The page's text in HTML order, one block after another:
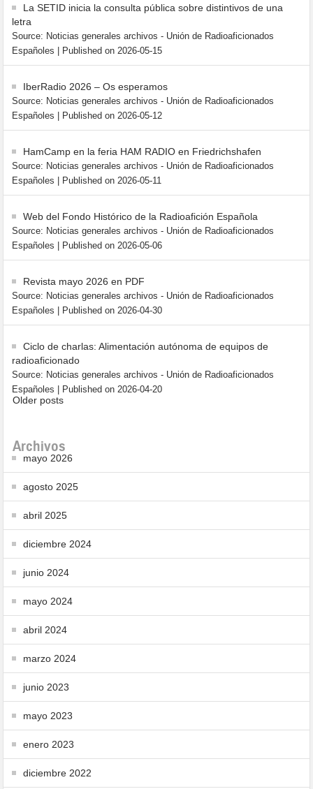
La SETID inicia la consulta pública sobre distintivos de una
letra
Source: Noticias generales archivos - Unión de Radioaficionados
Españoles
Published on 2026-05-15
IberRadio 2026 – Os esperamos
Source: Noticias generales archivos - Unión de Radioaficionados
Españoles
Published on 2026-05-12
HamCamp en la feria HAM RADIO en Friedrichshafen
Source: Noticias generales archivos - Unión de Radioaficionados
Españoles
Published on 2026-05-11
Web del Fondo Histórico de la Radioafición Española
Source: Noticias generales archivos - Unión de Radioaficionados
Españoles
Published on 2026-05-06
Revista mayo 2026 en PDF
Source: Noticias generales archivos - Unión de Radioaficionados
Españoles
Published on 2026-04-30
Ciclo de charlas: Alimentación autónoma de equipos de
radioaficionado
Source: Noticias generales archivos - Unión de Radioaficionados
Españoles
Published on 2026-04-20
Older posts
Archivos
mayo 2026
agosto 2025
abril 2025
diciembre 2024
junio 2024
mayo 2024
abril 2024
marzo 2024
junio 2023
mayo 2023
enero 2023
diciembre 2022